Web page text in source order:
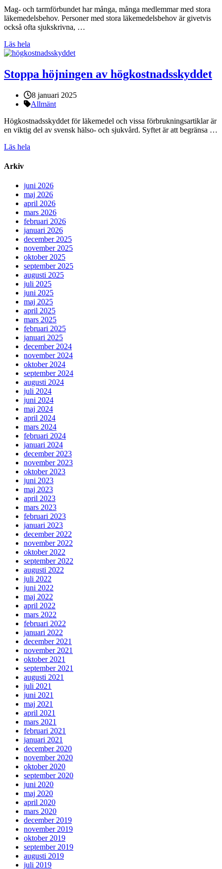
Mag- och tarmförbundet har många, många medlemmar med stora
läkemedelsbehov. Personer med stora läkemedelsbehov är givetvis
också ofta sjukskrivna, …
Läs hela
Stoppa höjningen av högkostnadsskyddet
Publicerat:
8 januari 2025
Kategorier:
Allmänt
Högkostnadsskyddet för läkemedel och vissa förbrukningsartiklar är
en viktig del av svensk hälso- och sjukvård. Syftet är att begränsa …
Läs hela
Arkiv
juni 2026
maj 2026
april 2026
mars 2026
februari 2026
januari 2026
december 2025
november 2025
oktober 2025
september 2025
augusti 2025
juli 2025
juni 2025
maj 2025
april 2025
mars 2025
februari 2025
januari 2025
december 2024
november 2024
oktober 2024
september 2024
augusti 2024
juli 2024
juni 2024
maj 2024
april 2024
mars 2024
februari 2024
januari 2024
december 2023
november 2023
oktober 2023
juni 2023
maj 2023
april 2023
mars 2023
februari 2023
januari 2023
december 2022
november 2022
oktober 2022
september 2022
augusti 2022
juli 2022
juni 2022
maj 2022
april 2022
mars 2022
februari 2022
januari 2022
december 2021
november 2021
oktober 2021
september 2021
augusti 2021
juli 2021
juni 2021
maj 2021
april 2021
mars 2021
februari 2021
januari 2021
december 2020
november 2020
oktober 2020
september 2020
juni 2020
maj 2020
april 2020
mars 2020
december 2019
november 2019
oktober 2019
september 2019
augusti 2019
juli 2019